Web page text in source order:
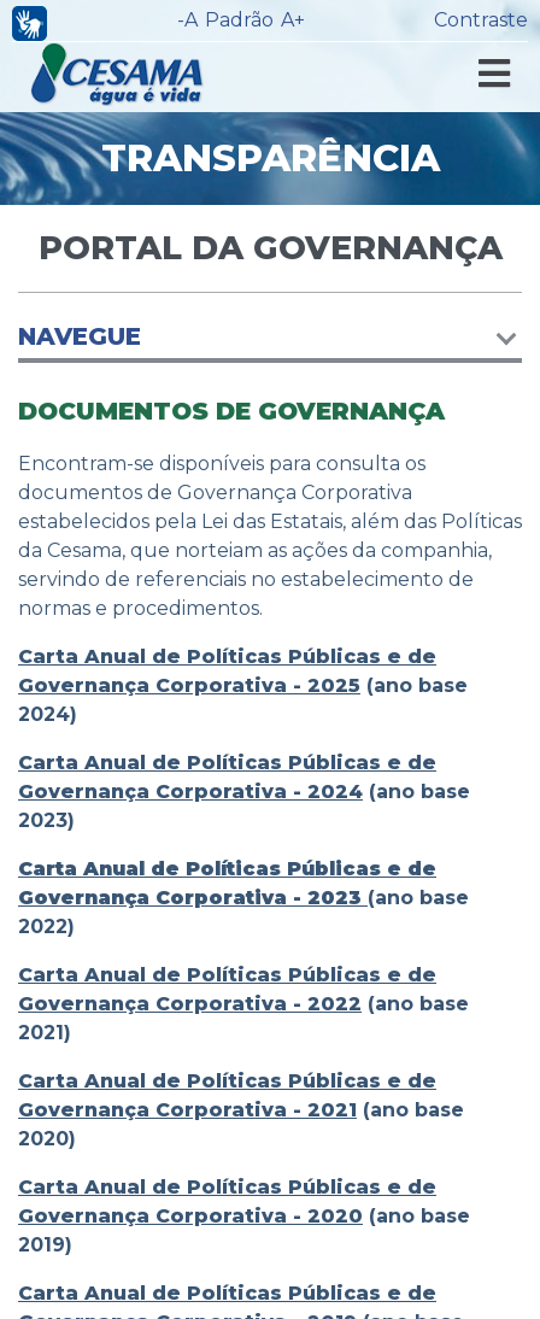
-A Padrão A+ Contraste
TRANSPARÊNCIA
PORTAL DA GOVERNANÇA
NAVEGUE
DOCUMENTOS DE GOVERNANÇA
Encontram-se disponíveis para consulta os
documentos de Governança Corporativa
estabelecidos pela Lei das Estatais, além das Políticas
da Cesama, que norteiam as ações da companhia,
servindo de referenciais no estabelecimento de
normas e procedimentos.
Carta Anual de Políticas Públicas e de
Governança Corporativa - 2025 (ano base
2024)
Carta Anual de Políticas Públicas e de
Governança Corporativa - 2024 (ano base
2023)
Carta Anual de Políticas Públicas e de
Governança Corporativa - 2023 (ano base
2022)
Carta Anual de Políticas Públicas e de
Governança Corporativa - 2022 (ano base
2021)
Carta Anual de Políticas Públicas e de
Governança Corporativa - 2021 (ano base
2020)
Carta Anual de Políticas Públicas e de
Governança Corporativa - 2020 (ano base
2019)
Carta Anual de Políticas Públicas e de